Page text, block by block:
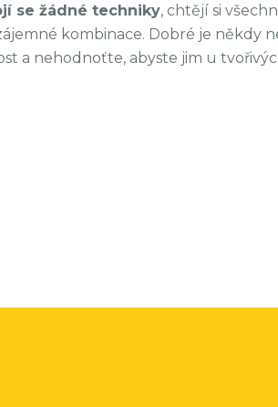
se žádné techniky, chtějí si
kombinace. Dobré je někdy
a nehodnoťte, abyste jim u